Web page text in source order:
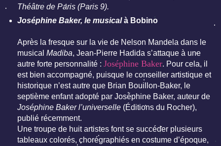
Théâtre de Paris (Paris 9).
Joséphine Baker, le musicalà Bobino
Après la fresque sur la vie de Nelson Mandela dans le
musical Madiba, Jean-Pierre Hadida s’attaque à une
autre forte personnalité : Joséphine Baker. Pour cela, il
est bien accompagné, puisque le conseiller artistique et
historique n’est autre que Brian Bouillon-Baker, le
septième enfant adopté par Joséphine Baker, auteur de
Joséphine Baker l’universelle (Éditions du Rocher),
publié récemment.
Une troupe de huit artistes font se succéder plusieurs
tableaux colorés, chorégraphiés en costume d’époque,